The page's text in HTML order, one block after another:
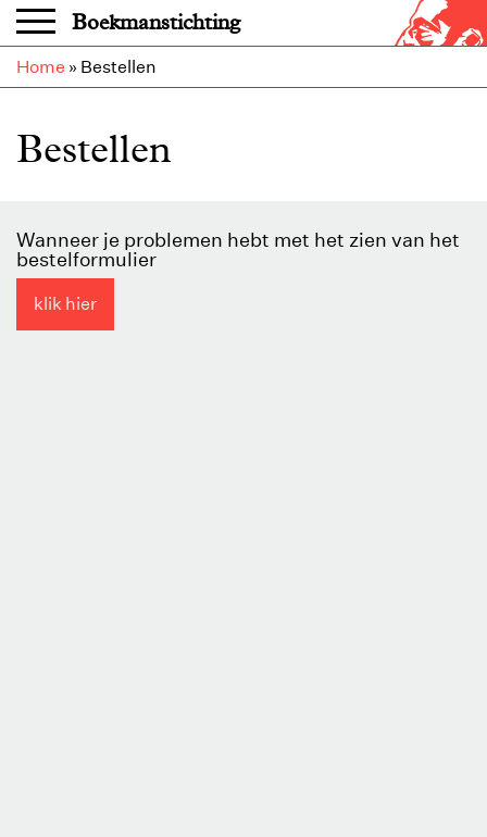
Overslaan en naar de inhoud gaan
Boekmanstichting
Home » Bestellen
Bestellen
Wanneer je problemen hebt met het zien van het
bestelformulier
klik hier